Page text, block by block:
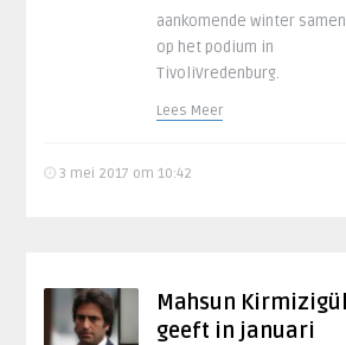
aankomende winter samen
op het podium in
TivoliVredenburg.
Lees Meer
3 mei 2017 om 10:42
Mahsun Kirmizigül
geeft in januari